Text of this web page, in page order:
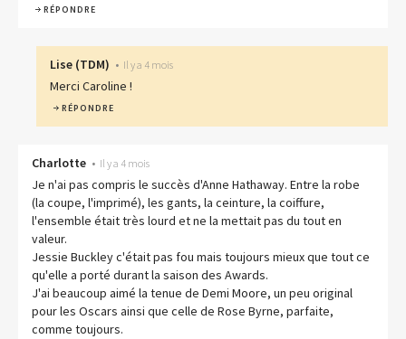
RÉPONDRE
Lise (TDM) • Il y a 4 mois
Merci Caroline !
RÉPONDRE
Charlotte • Il y a 4 mois
Je n'ai pas compris le succès d'Anne Hathaway. Entre la robe
(la coupe, l'imprimé), les gants, la ceinture, la coiffure,
l'ensemble était très lourd et ne la mettait pas du tout en
valeur.
Jessie Buckley c'était pas fou mais toujours mieux que tout ce
qu'elle a porté durant la saison des Awards.
J'ai beaucoup aimé la tenue de Demi Moore, un peu original
pour les Oscars ainsi que celle de Rose Byrne, parfaite,
comme toujours.